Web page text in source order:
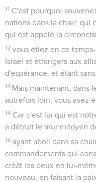
11 C'est pourquoi
nations dans la chair, qui
qui est appelé la
12 vous étiez en ce
Israël et étrangers aux
d'espérance, et étant
13 Mais maintenant, dans
autrefois loin, vous avez
14 Car c'est lui qui est
a détruit le mur mitoyen
15 ayant aboli dans sa
commandements qui
créât les deux en lui-
nouveau, en faisant la